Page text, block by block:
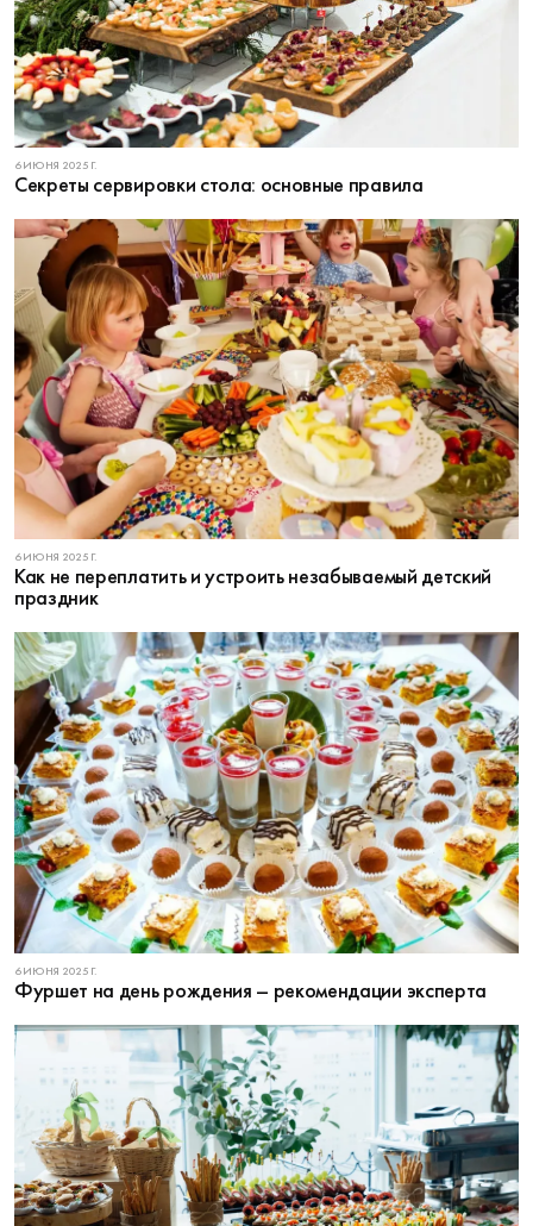
6 ИЮНЯ 2025 Г.
Секреты сервировки стола: основные правила
6 ИЮНЯ 2025 Г.
Как не переплатить и устроить незабываемый детский
праздник
6 ИЮНЯ 2025 Г.
Фуршет на день рождения – рекомендации эксперта